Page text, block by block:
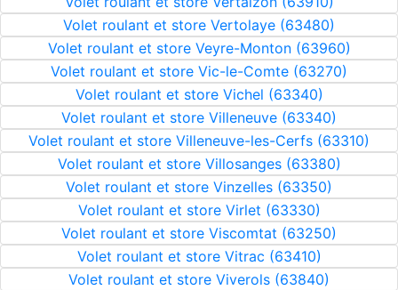
Volet roulant et store Vertolaye (63480)
Volet roulant et store Veyre-Monton (63960)
Volet roulant et store Vic-le-Comte (63270)
Volet roulant et store Vichel (63340)
Volet roulant et store Villeneuve (63340)
Volet roulant et store Villeneuve-les-Cerfs (63310)
Volet roulant et store Villosanges (63380)
Volet roulant et store Vinzelles (63350)
Volet roulant et store Virlet (63330)
Volet roulant et store Viscomtat (63250)
Volet roulant et store Vitrac (63410)
Volet roulant et store Viverols (63840)